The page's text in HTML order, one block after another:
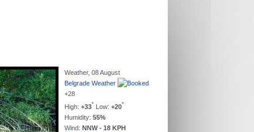
Weather, 08 August
Belgrade Weather
+28
High: +33° Low: +20°
Humidity: 55%
Wind: NNW - 18 KPH